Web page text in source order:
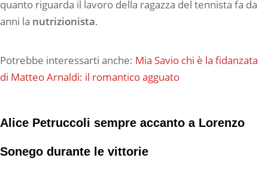
quanto riguarda il lavoro della ragazza del tennista fa da
anni la nutrizionista.
Potrebbe interessarti anche: Mia Savio chi è la fidanzata
di Matteo Arnaldi: il romantico agguato
Alice Petruccoli sempre accanto a Lorenzo
Sonego durante le vittorie